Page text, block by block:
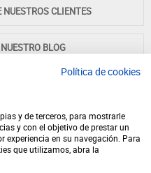
CLIENTES
BLOG
Política de cookies
y de terceros, para mostrarle
y con el objetivo de prestar un
experiencia en su navegación. Para
que utilizamos, abra la